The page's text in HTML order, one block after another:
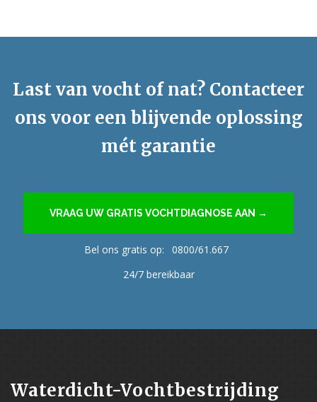
Last van vocht of nat? Contacteer
ons voor een blijvende oplossing
mét garantie
VRAAG UW GRATIS VOCHTDIAGNOSE AAN →
Bel ons gratis op:
0800/61.667
24/7 bereikbaar
Waterdicht-Vochtbestrijding